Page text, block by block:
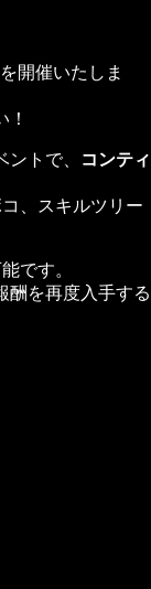
を開催いたしま
トで、
コンティ
、スキルツリー
です。
酬を再度入手する